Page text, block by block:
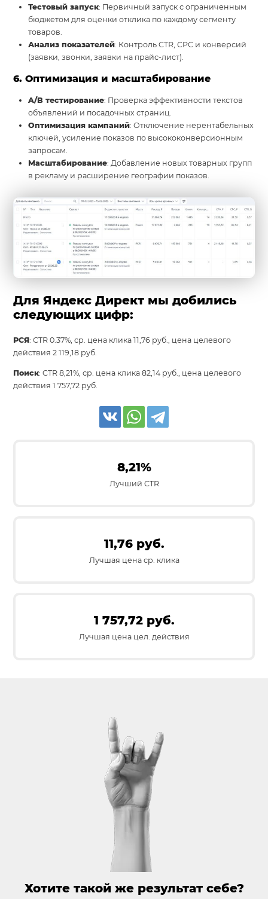
Тестовый запуск: Первичный запуск с ограниченным
бюджетом для оценки отклика по каждому сегменту
товаров.
Анализ показателей: Контроль CTR, CPC и конверсий
(заявки, звонки, заявки на прайс-лист).
6. Оптимизация и масштабирование
A/B тестирование: Проверка эффективности текстов
объявлений и посадочных страниц.
Оптимизация кампаний: Отключение нерентабельных
ключей, усиление показов по высококонверсионным
запросам.
Масштабирование: Добавление новых товарных групп
в рекламу и расширение географии показов.
Для Яндекс Директ мы добились
следующих цифр:
РСЯ: CTR 0.37%, ср. цена клика 11,76 руб., цена целевого
действия 2 119,18 руб.
Поиск: CTR 8,21%, ср. цена клика 82,14 руб., цена целевого
действия 1 757,72 руб.
8,21%
Лучший CTR
11,76 руб.
Лучшая цена ср. клика
1 757,72 руб.
Лучшая цена цел. действия
Хотите такой же результат себе?